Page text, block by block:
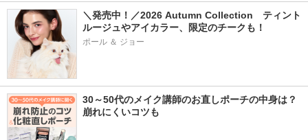
＼発売中！／2026 Autumn Collection　ティント
ルージュやアイカラー、限定のチークも！
ポール ＆ ジョー
30～50代のメイク講師のお直しポーチの中身は？
崩れにくいコツも